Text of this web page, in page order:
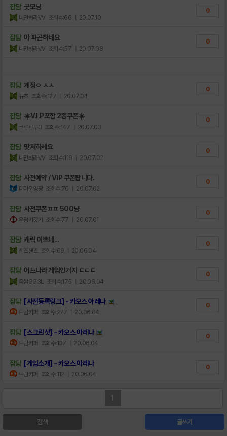
잡담 굿모닝
너만봐라VV 조회수:66 | 20.07.10
0
잡담 아 피곤하네요
너만봐라VV 조회수:57 | 20.07.08
0
잡담 계정ㅇ ㅅㅅ
뀨초 조회수:127 | 20.07.04
0
잡담 ☀️V.I.P포함 2종쿠폰☀️
크루루루3 조회수:147 | 20.07.03
0
잡담 맛저하세요
너만봐라VV 조회수:119 | 20.07.02
0
잡담 사전예약 / VIP 쿠폰팝니다.
더러운영광 조회수:76 | 20.07.02
0
잡담 사전쿠폰ㅍㅍ 500냥
우왕키갓키 조회수:77 | 20.07.01
0
잡담 캐릭 이쁘네...
샌즈샌즈 조회수:69 | 20.06.04
0
잡담 어느나라 게임인거지 ㄷㄷㄷ
육쌈GG3L 조회수:175 | 20.06.04
0
잡담 [사전등록링크] - 카오스 아레나
드림키퍼 조회수:277 | 20.06.04
0
잡담 [스크린샷] - 카오스 아레나
드림키퍼 조회수:137 | 20.06.04
0
잡담 [게임소개] - 카오스 아레나
드림키퍼 조회수:112 | 20.06.04
0
1
검색 글쓰기